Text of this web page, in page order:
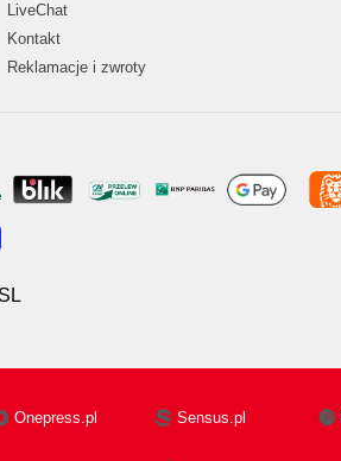
LiveChat
Kontakt
Reklamacje i zwroty
Onepress.pl Sensus.pl